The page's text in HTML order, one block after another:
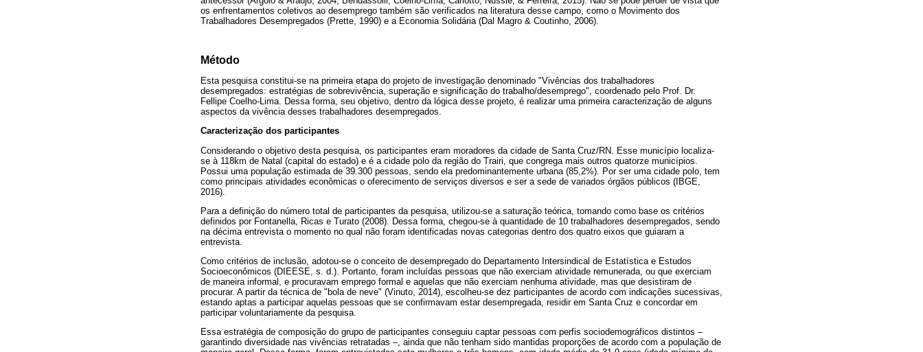
os enfrentamentos coletivos ao desemprego também são verificados na literatura desse campo, como o Movimento dos
Trabalhadores Desempregados (Prette, 1990) e a Economia Solidária (Dal Magro & Coutinho, 2006).
Método
Esta pesquisa constitui-se na primeira etapa do projeto de investigação denominado "Vivências dos trabalhadores
desempregados: estratégias de sobrevivência, superação e significação do trabalho/desemprego", coordenado pelo Prof. Dr.
Fellipe Coelho-Lima. Dessa forma, seu objetivo, dentro da lógica desse projeto, é realizar uma primeira caracterização de alguns
aspectos da vivência desses trabalhadores desempregados.
Caracterização dos participantes
Considerando o objetivo desta pesquisa, os participantes eram moradores da cidade de Santa Cruz/RN. Esse município localiza-
se à 118km de Natal (capital do estado) e é a cidade polo da região do Trairi, que congrega mais outros quatorze municípios.
Possui uma população estimada de 39.300 pessoas, sendo ela predominantemente urbana (85,2%). Por ser uma cidade polo, tem
como principais atividades econômicas o oferecimento de serviços diversos e ser a sede de variados órgãos públicos (IBGE,
2016).
Para a definição do número total de participantes da pesquisa, utilizou-se a saturação teórica, tomando como base os critérios
definidos por Fontanella, Ricas e Turato (2008). Dessa forma, chegou-se à quantidade de 10 trabalhadores desempregados, sendo
na décima entrevista o momento no qual não foram identificadas novas categorias dentro dos quatro eixos que guiaram a
entrevista.
Como critérios de inclusão, adotou-se o conceito de desempregado do Departamento Intersindical de Estatística e Estudos
Socioeconômicos (DIEESE, s. d.). Portanto, foram incluídas pessoas que não exerciam atividade remunerada, ou que exerciam
de maneira informal, e procuravam emprego formal e aquelas que não exerciam nenhuma atividade, mas que desistiram de
procurar. A partir da técnica de "bola de neve" (Vinuto, 2014), escolheu-se dez participantes de acordo com indicações sucessivas,
estando aptas a participar aquelas pessoas que se confirmavam estar desempregada, residir em Santa Cruz e concordar em
participar voluntariamente da pesquisa.
Essa estratégia de composição do grupo de participantes conseguiu captar pessoas com perfis sociodemográficos distintos –
garantindo diversidade nas vivências retratadas –, ainda que não tenham sido mantidas proporções de acordo com a população de